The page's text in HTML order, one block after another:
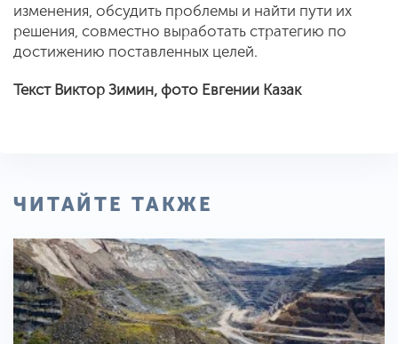
изменения, обсудить проблемы и найти пути их
решения, совместно выработать стратегию по
достижению поставленных целей.
Текст Виктор Зимин, фото Евгении Казак
ЧИТАЙТЕ ТАКЖЕ